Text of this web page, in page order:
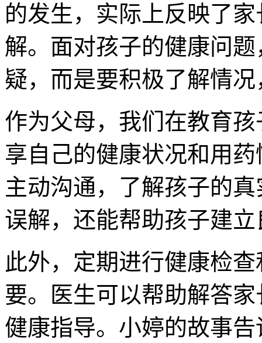
的发生，实际上反映了
解。面对孩子的健康问
疑，而是要积极了解情
作为父母，我们在教育
享自己的健康状况和用
主动沟通，了解孩子的
误解，还能帮助孩子建
此外，定期进行健康检
要。医生可以帮助解答
健康指导。小婷的故事